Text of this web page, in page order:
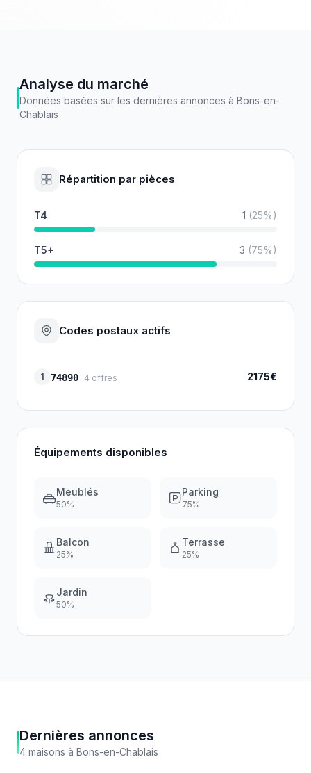
Analyse du marché
Données basées sur les dernières annonces à Bons-en-
Chablais
Répartition par pièces
T4 1 (25%)
T5+ 3 (75%)
Codes postaux actifs
1 74890 4 offres 2175€
Équipements disponibles
Meublés
50%
Parking
75%
Balcon
25%
Terrasse
25%
Jardin
50%
Dernières annonces
4 maisons à Bons-en-Chablais